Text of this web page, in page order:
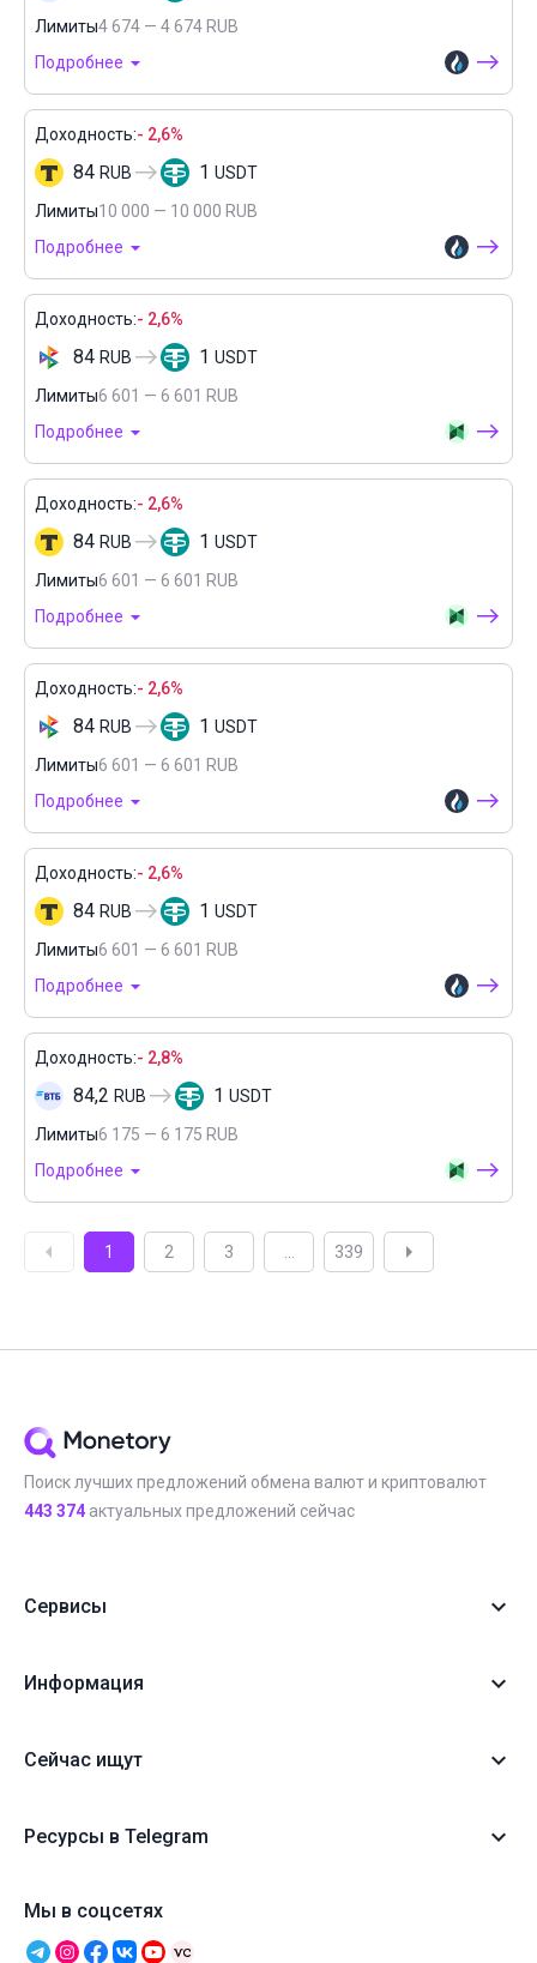
Лимиты4 674 — 4 674 RUB
Подробнее
Доходность:- 2,6%
84 RUB 1 USDT
Лимиты10 000 — 10 000 RUB
Подробнее
Доходность:- 2,6%
84 RUB 1 USDT
Лимиты6 601 — 6 601 RUB
Подробнее
Доходность:- 2,6%
84 RUB 1 USDT
Лимиты6 601 — 6 601 RUB
Подробнее
Доходность:- 2,6%
84 RUB 1 USDT
Лимиты6 601 — 6 601 RUB
Подробнее
Доходность:- 2,6%
84 RUB 1 USDT
Лимиты6 601 — 6 601 RUB
Подробнее
Доходность:- 2,8%
84,2 RUB 1 USDT
Лимиты6 175 — 6 175 RUB
Подробнее
1 2 3 339
Поиск лучших предложений обмена валют и криптовалют
443 374 актуальных предложений сейчас
Сервисы
Информация
Сейчас ищут
Ресурсы в Telegram
Мы в соцсетях